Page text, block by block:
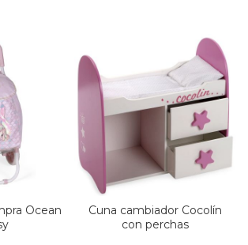
Ocean
Cuna cambiador Cocolín
con perchas